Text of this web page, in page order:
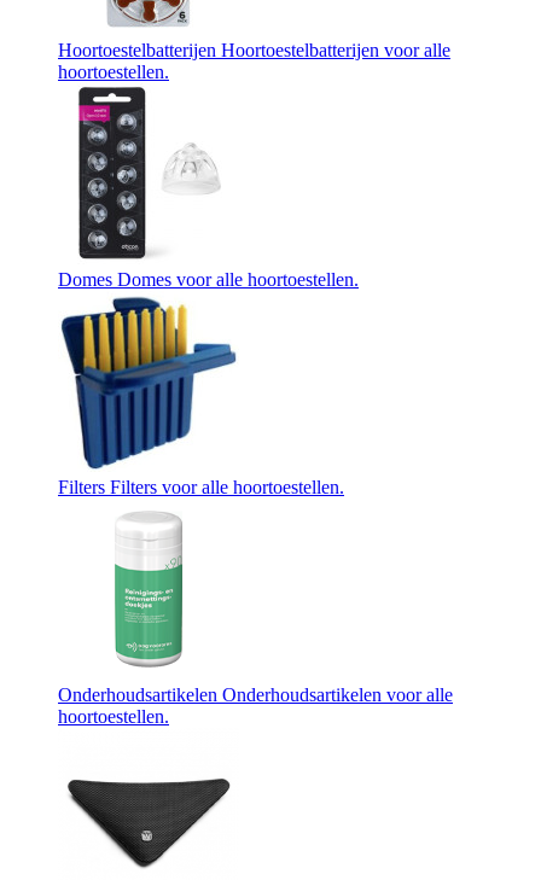
Hoortoestelbatterijen Hoortoestelbatterijen voor alle
hoortoestellen.
Domes Domes voor alle hoortoestellen.
Filters Filters voor alle hoortoestellen.
Onderhoudsartikelen Onderhoudsartikelen voor alle
hoortoestellen.